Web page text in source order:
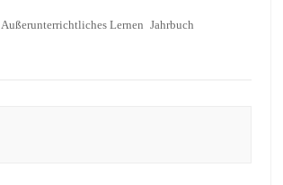
Außerunterrichtliches Lernen Jahrbuch